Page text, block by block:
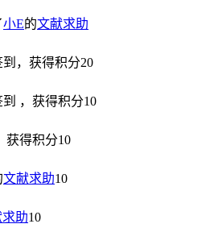
小E的文献求助
到，获得积分20
，获得积分10
获得积分10
文献求助10
助10